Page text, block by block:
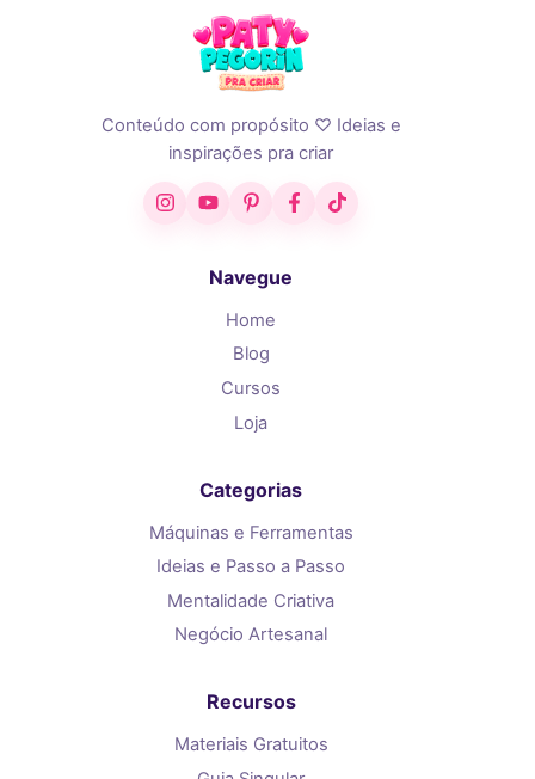
Conteúdo com propósito ♡ Ideias e
inspirações pra criar
InstagramYouTubePinterestFacebook
TikTok
Navegue
Home
Blog
Cursos
Loja
Categorias
Máquinas e Ferramentas
Ideias e Passo a Passo
Mentalidade Criativa
Negócio Artesanal
Recursos
Materiais Gratuitos